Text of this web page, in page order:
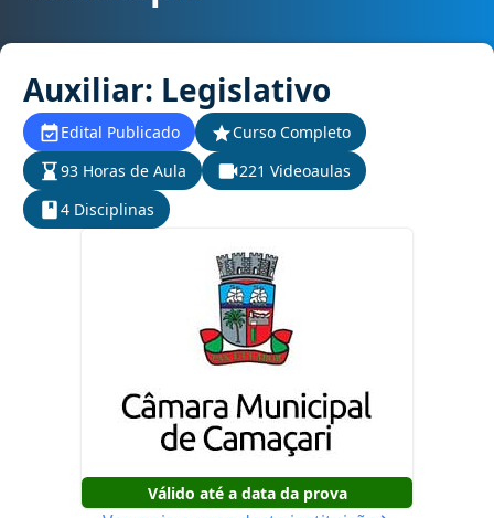
Auxiliar: Legislativo
Edital Publicado
Curso Completo
93 Horas de Aula
221 Videoaulas
4 Disciplinas
Válido até a data da prova